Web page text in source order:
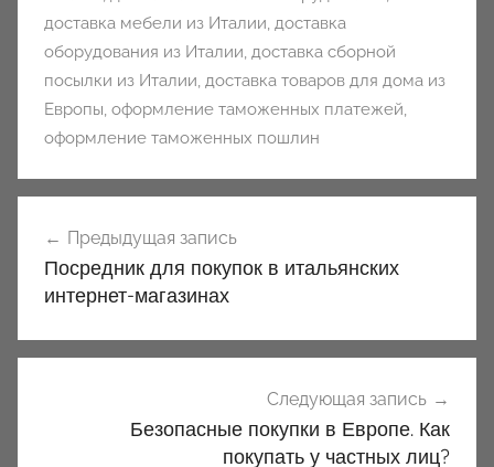
доставка мебели из Италии, доставка
оборудования из Италии, доставка сборной
посылки из Италии, доставка товаров для дома из
Европы, оформление таможенных платежей,
оформление таможенных пошлин
по
записям
Предыдущая запись
Посредник для покупок в итальянских
интернет-магазинах
Следующая запись
Безопасные покупки в Европе. Как
покупать у частных лиц?